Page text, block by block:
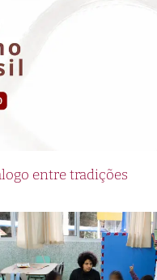
entre tradições